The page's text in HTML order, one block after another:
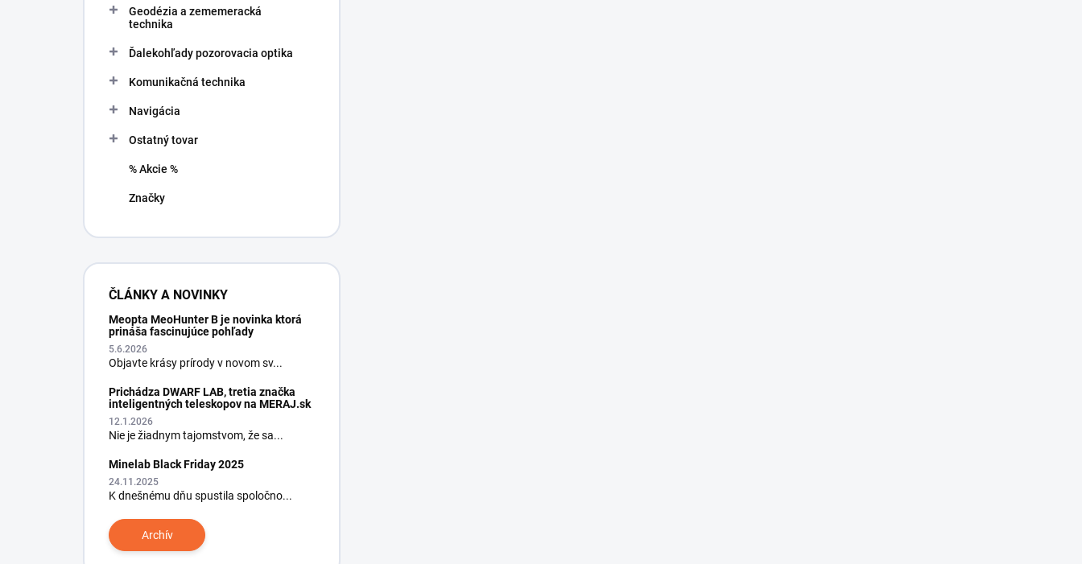
Geodézia a zememeracká
technika
Ďalekohľady pozorovacia optika
Komunikačná technika
Navigácia
Ostatný tovar
% Akcie %
Značky
ČLÁNKY A NOVINKY
Meopta MeoHunter B je novinka ktorá
prináša fascinujúce pohľady
5.6.2026
Objavte krásy prírody v novom sv...
Prichádza DWARF LAB, tretia značka
inteligentných teleskopov na MERAJ.sk
12.1.2026
Nie je žiadnym tajomstvom, že sa...
Minelab Black Friday 2025
24.11.2025
K dnešnému dňu spustila spoločno...
Archív